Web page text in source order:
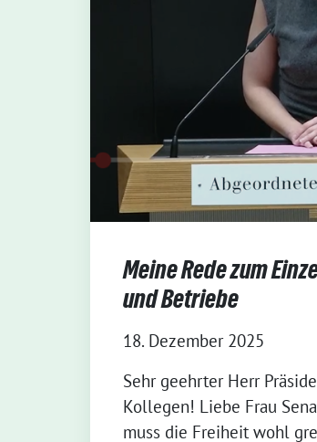
Meine Rede zum
und Betriebe
18. Dezember 2025
Sehr geehrter Herr
Kollegen! Liebe Frau
muss die Freiheit wohl